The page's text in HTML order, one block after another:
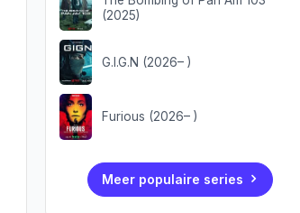
(2025)
G.I.G.N (2026– )
Furious (2026– )
Meer populaire series